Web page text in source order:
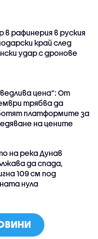
в рафинерия в руския
край след
удар с дронове
цена“: От
трябва да
платформите за
на цените
на река Дунав
да спада,
109 см под
нула